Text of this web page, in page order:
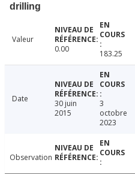
drilling
Valeur
0.00
183.25
Date
30 juin
2015
3
octobre
2023
Observation